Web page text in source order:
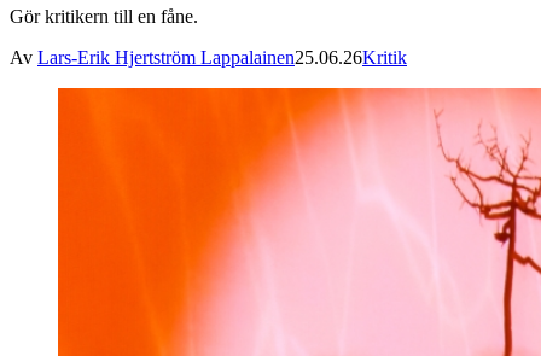
Gör kritikern till en fåne.
Av Lars-Erik Hjertström Lappalainen25.06.26Kritik